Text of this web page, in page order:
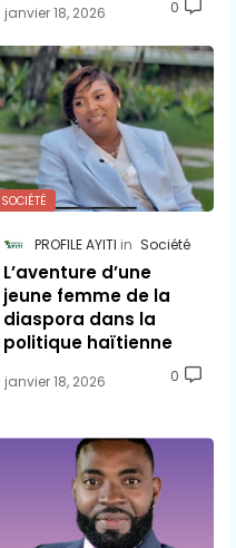
janvier 18, 2026 0
SOCIÉTÉ
PROFILE AYITI Société
L’aventure d’une
jeune femme de la
diaspora dans la
politique haïtienne
janvier 18, 2026 0